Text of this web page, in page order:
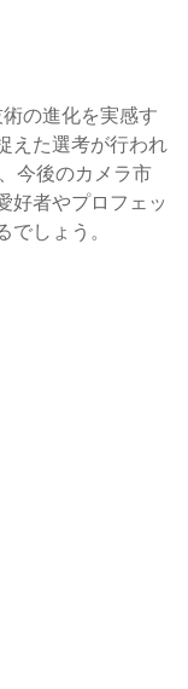
の進化を実感す
えた選考が行われ
今後のカメラ市
好者やプロフェッ
しょう。